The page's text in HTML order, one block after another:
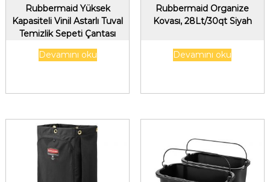
Rubbermaid Yüksek
Kapasiteli Vinil Astarlı Tuval
Temizlik Sepeti Çantası
Devamını oku
Rubbermaid Organize
Kovası, 28Lt/30qt Siyah
Devamını oku